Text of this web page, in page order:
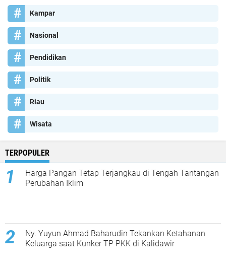
Kampar
Nasional
Pendidikan
Politik
Riau
Wisata
TERPOPULER
Harga Pangan Tetap Terjangkau di Tengah Tantangan
Perubahan Iklim
Ny. Yuyun Ahmad Baharudin Tekankan Ketahanan
Keluarga saat Kunker TP PKK di Kalidawir